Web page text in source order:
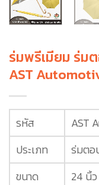
ร่มพรีเมียม ร่ม
AST
รหัส
AST
ประเภท
ร่มตอ
ขนาด
24 นิ้ว